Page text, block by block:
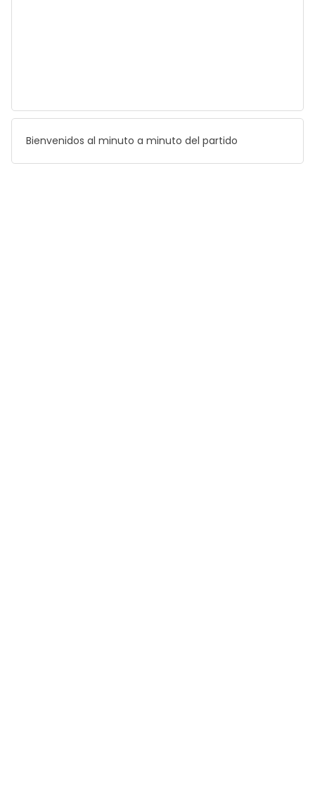
Bienvenidos al minuto a minuto del partido